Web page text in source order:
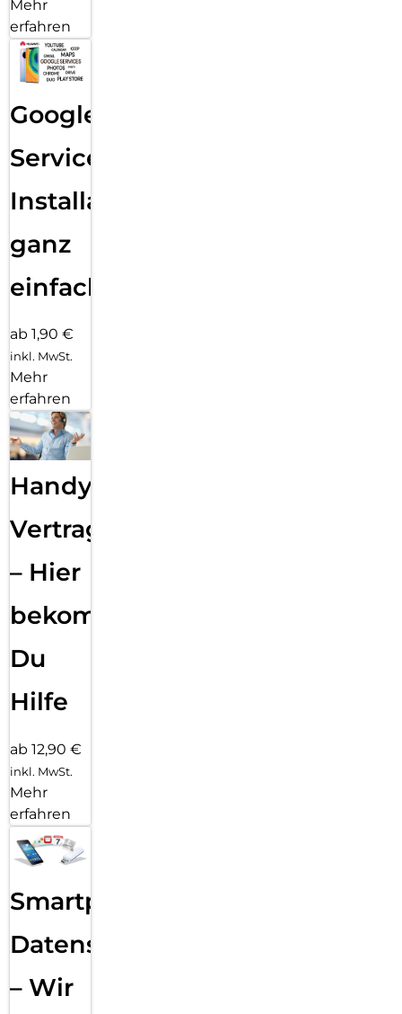
Mehr
erfahren
Google
Services
Installation
ganz
einfach
ab 1,90 €
inkl. MwSt.
Mehr
erfahren
Handy
Vertragsabwicklung
– Hier
bekommst
Du
Hilfe
ab 12,90 €
inkl. MwSt.
Mehr
erfahren
Smartphone
Datensicherung
– Wir